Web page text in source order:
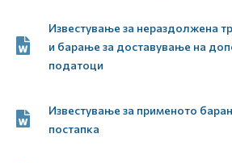
Известување за нераздолжена
и барање за доставување на
податоци
Известување за применото
постапка